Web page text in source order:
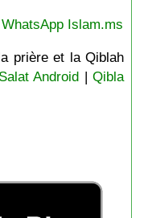
WhatsApp Islam.ms
prière et la Qiblah
Android |Qibla